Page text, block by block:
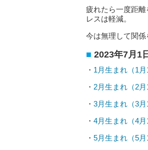
疲れたら一度距
レスは軽減。
今は無理して関係
2023年7月1
・ 1月生まれ（1
・ 2月生まれ（2
・ 3月生まれ（3
・ 4月生まれ（4
・ 5月生まれ（5